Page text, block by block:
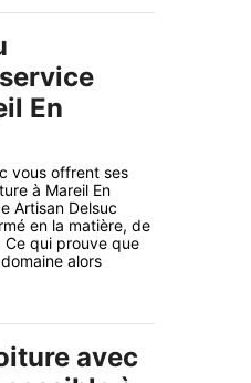
En
vous offrent ses
à Mareil En
Artisan Delsuc
en la matière, de
qui prouve que
alors
avec